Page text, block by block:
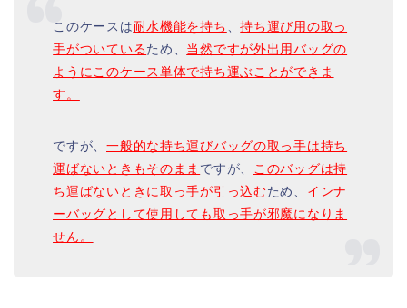
このケースは耐水機能を持ち、持ち運び用の取っ
手がついているため、 当然ですが外出用バッグの
ようにこのケース単体で持ち運ぶことができま
す。
ですが、一般的な持ち運びバッグの取っ手は持ち
運ばないときもそのまま ですが、 このバッグは持
ち運ばないときに取っ手が引っ込むため、 インナ
ーバッグとして使用しても取っ手が邪魔になりま
せん。